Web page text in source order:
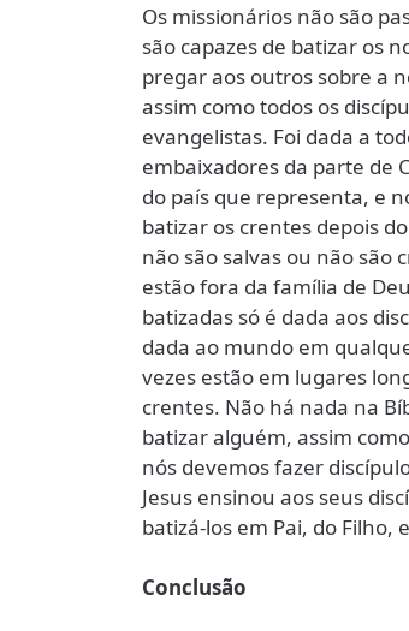
Os missionários não são
são capazes de batizar os
pregar aos outros sobre a
assim como todos os
evangelistas. Foi dada a
embaixadores da parte de
do país que representa, e
batizar os crentes depois
não são salvas ou não são
estão fora da família de
batizadas só é dada aos
dada ao mundo em
vezes estão em lugares
crentes. Não há nada na
batizar alguém, assim
nós devemos fazer
Jesus ensinou aos seus
batizá-los em Pai, do Filho,
Conclusão